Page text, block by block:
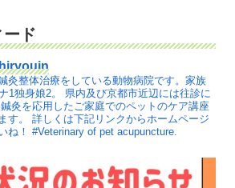
ド
灸整体治療をしている動物病院です。家族
1独身娘2。
県内及び京都市近辺には往診に
鍼灸を応用したご家庭でのペットのケア講座
す。
詳しくは下記リンクからホームページ
ね！
#Veterinary of pet acupuncture.